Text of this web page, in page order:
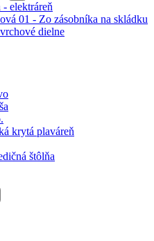
elektráreň
01 - Zo zásobníka na skládku
dielne
krytá plaváreň
štôlňa